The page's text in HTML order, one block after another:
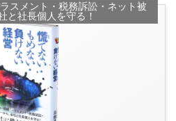
スメント・税務訴訟・ネット被
と社長個人を守る！